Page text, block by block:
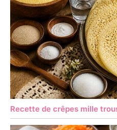
Recette de crêpes mille